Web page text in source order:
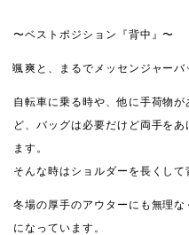
〜ベストポジション『背中』〜
颯爽と、まるでメッセンジャーバ
自転車に乗る時や、他に手荷物
ど、バッグは必要だけど両手を
ます。
そんな時はショルダーを長くして
冬場の厚手のアウターにも無理
になっています。